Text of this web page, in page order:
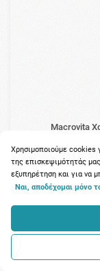
Macrovita
Χρησιμοποιούμε cookies
της επισκεψιμότητάς
εξυπηρέτηση και για να
Ναι, αποδέχομαι μόνο